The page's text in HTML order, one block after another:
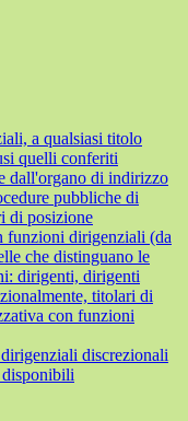
a qualsiasi titolo
quelli conferiti
dall'organo di indirizzo
pubbliche di
di posizione
funzioni dirigenziali (da
che distinguano le
dirigenti, dirigenti
titolari di
con funzioni
discrezionali